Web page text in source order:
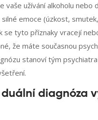
vaše užívání alkoholu nebo
emoce (úzkost,
se tyto příznaky vracejí
že máte současnou
stanoví tým
duální diagnóza